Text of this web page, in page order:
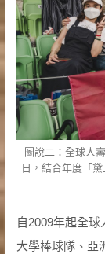
圖說二：全球人
日，結合年度「
自2009年起全
大學棒球隊、亞